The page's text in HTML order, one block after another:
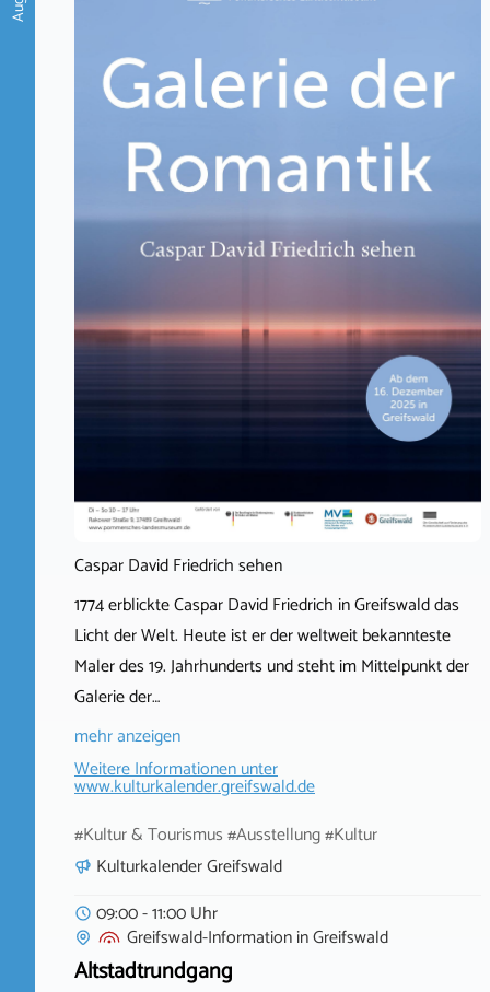
Caspar David Friedrich sehen
1774 erblickte Caspar David Friedrich in Greifswald das
Licht der Welt. Heute ist er der weltweit bekannteste
Maler des 19. Jahrhunderts und steht im Mittelpunkt der
Galerie der…
mehr anzeigen
Weitere Informationen unter
www.kulturkalender.greifswald.de
#Kultur & Tourismus #Ausstellung #Kultur
Kulturkalender Greifswald
09:00 - 11:00 Uhr
Greifswald-InformationinGreifswald
Altstadtrundgang